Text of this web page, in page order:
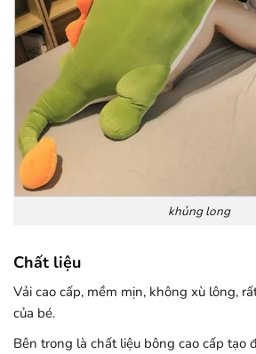
khủng long
Chất liệu
Vải cao cấp, mềm mịn, không xù lông,
của bé.
Bên trong là chất liệu bông cao cấp tạo